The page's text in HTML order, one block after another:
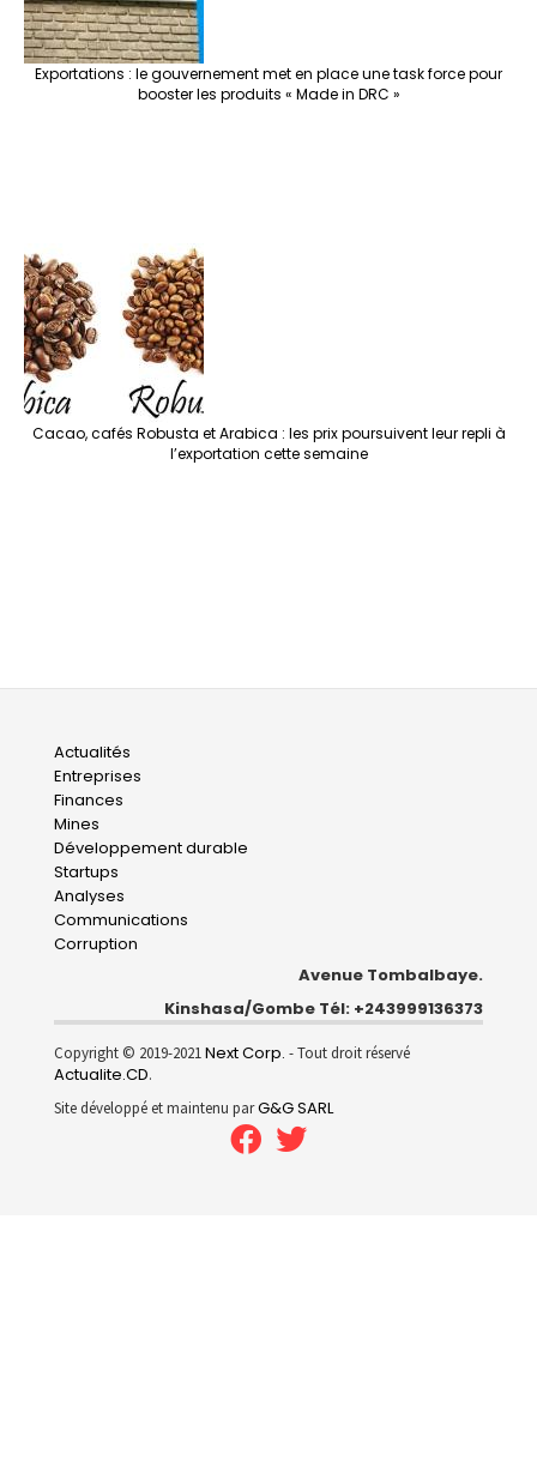
Exportations : le gouvernement met en place une task force pour
booster les produits « Made in DRC »
Cacao, cafés Robusta et Arabica : les prix poursuivent leur repli à
l’exportation cette semaine
Main
navigation
Actualités
Entreprises
Finances
Mines
Développement durable
Startups
Analyses
Communications
Corruption
Avenue Tombalbaye.
Kinshasa/Gombe Tél: +243999136373
Copyright © 2019-2021Next Corp. - Tout droit réservé
Actualite.CD.
Site développé et maintenu parG&G SARL